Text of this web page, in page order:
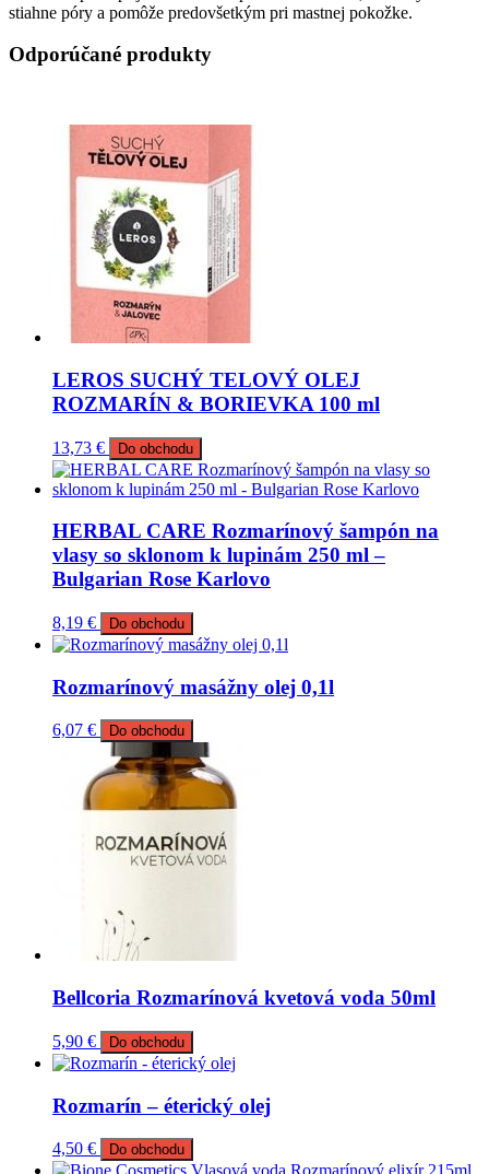
stiahne póry a pomôže predovšetkým pri mastnej pokožke.
Odporúčané produkty
LEROS SUCHÝ TELOVÝ OLEJ
ROZMARÍN & BORIEVKA 100 ml
13,73 € Do obchodu
HERBAL CARE Rozmarínový šampón na
vlasy so sklonom k lupinám 250 ml –
Bulgarian Rose Karlovo
8,19 € Do obchodu
Rozmarínový masážny olej 0,1l
6,07 € Do obchodu
Bellcoria Rozmarínová kvetová voda 50ml
5,90 € Do obchodu
Rozmarín – éterický olej
4,50 € Do obchodu